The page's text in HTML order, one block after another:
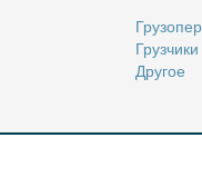
Груз­чи­ки
Дру­гое
Так­си